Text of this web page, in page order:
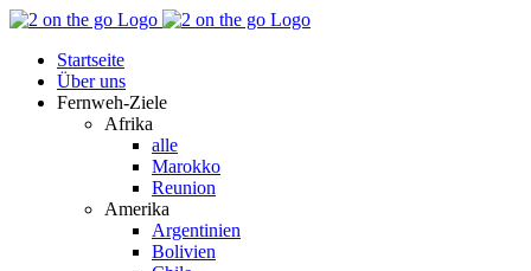
Zum
springen
Facebook
YouTube
Instagram
Pinterest
Rss
Startseite
Über uns
Fernweh-Ziele
Afrika
alle
Marokko
Reunion
Amerika
Argentinien
Bolivien